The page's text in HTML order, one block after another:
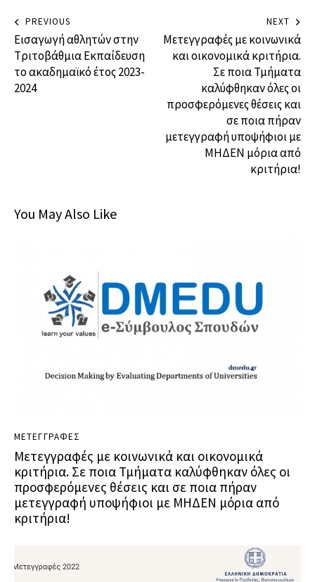
PREVIOUS
Εισαγωγή αθλητών στην
Tριτοβάθμια Eκπαίδευση
το ακαδημαϊκό έτος 2023-
2024
NEXT
Μετεγγραφές με κοινωνικά
και οικονομικά κριτήρια.
Σε ποια Τμήματα
καλύφθηκαν όλες οι
προσφερόμενες θέσεις και
σε ποια πήραν
μετεγγραφή υποψήφιοι με
ΜΗΔΕΝ μόρια από
κριτήρια!
You May Also Like
ΜΕΤΕΓΓΡΑΦΕΣ
Μετεγγραφές με κοινωνικά και οικονομικά
κριτήρια. Σε ποια Τμήματα καλύφθηκαν όλες οι
προσφερόμενες θέσεις και σε ποια πήραν
μετεγγραφή υποψήφιοι με ΜΗΔΕΝ μόρια από
κριτήρια!